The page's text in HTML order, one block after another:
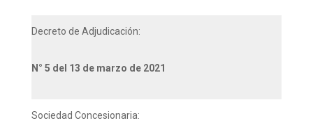
Decreto de Adjudicación:
N° 5 del 13 de marzo de 2021
Sociedad Concesionaria: